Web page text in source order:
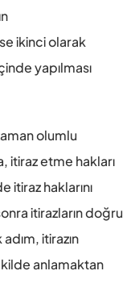
ikinci olarak
yapılması
olumlu
itiraz etme hakları
itiraz haklarını
itirazların doğru
itirazın
anlamaktan